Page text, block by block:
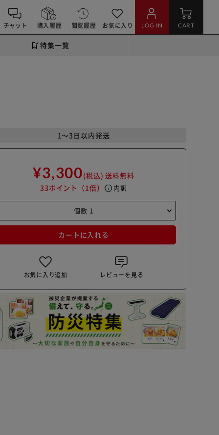
チャット 購入履歴 閲覧履歴 お気に入り LOG IN CART
特集一覧
1～3日以内発送
¥3,300(税込) 送料無料
33ポイント （1倍） info 内訳
カートに入れる
お気に入り追加 レビューを見る